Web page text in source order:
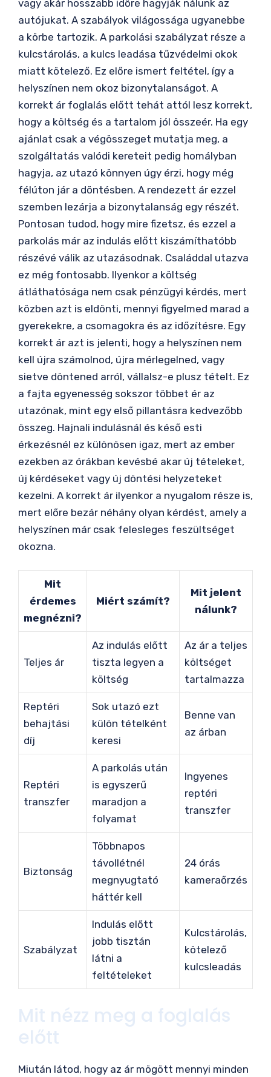
vagy akár hosszabb időre hagyják nálunk az
autójukat. A szabályok világossága ugyanebbe
a körbe tartozik. A parkolási szabályzat része a
kulcstárolás, a kulcs leadása tűzvédelmi okok
miatt kötelező. Ez előre ismert feltétel, így a
helyszínen nem okoz bizonytalanságot. A
korrekt ár foglalás előtt tehát attól lesz korrekt,
hogy a költség és a tartalom jól összeér. Ha egy
ajánlat csak a végösszeget mutatja meg, a
szolgáltatás valódi kereteit pedig homályban
hagyja, az utazó könnyen úgy érzi, hogy még
félúton jár a döntésben. A rendezett ár ezzel
szemben lezárja a bizonytalanság egy részét.
Pontosan tudod, hogy mire fizetsz, és ezzel a
parkolás már az indulás előtt kiszámíthatóbb
részévé válik az utazásodnak. Családdal utazva
ez még fontosabb. Ilyenkor a költség
átláthatósága nem csak pénzügyi kérdés, mert
közben azt is eldönti, mennyi figyelmed marad a
gyerekekre, a csomagokra és az időzítésre. Egy
korrekt ár azt is jelenti, hogy a helyszínen nem
kell újra számolnod, újra mérlegelned, vagy
sietve döntened arról, vállalsz-e plusz tételt. Ez
a fajta egyenesség sokszor többet ér az
utazónak, mint egy első pillantásra kedvezőbb
összeg. Hajnali indulásnál és késő esti
érkezésnél ez különösen igaz, mert az ember
ezekben az órákban kevésbé akar új tételeket,
új kérdéseket vagy új döntési helyzeteket
kezelni. A korrekt ár ilyenkor a nyugalom része is,
mert előre bezár néhány olyan kérdést, amely a
helyszínen már csak felesleges feszültséget
okozna.
Mit
érdemes
megnézni?
Miért számít?
Mit jelent
nálunk?
Teljes ár
Az indulás előtt
tiszta legyen a
költség
Az ár a teljes
költséget
tartalmazza
Reptéri
behajtási
díj
Sok utazó ezt
külön tételként
keresi
Benne van
az árban
Reptéri
transzfer
A parkolás után
is egyszerű
maradjon a
folyamat
Ingyenes
reptéri
transzfer
Biztonság
Többnapos
távollétnél
megnyugtató
háttér kell
24 órás
kameraőrzés
Szabályzat
Indulás előtt
jobb tisztán
látni a
feltételeket
Kulcstárolás,
kötelező
kulcsleadás
Mit nézz meg a foglalás
előtt
Miután látod, hogy az ár mögött mennyi minden